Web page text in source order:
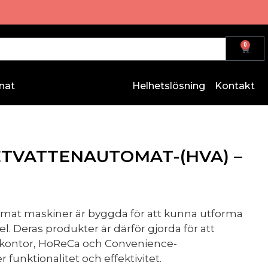
0
Helhetslösning Kontakt
(HVA) –
maskiner är byggda för att kunna utforma
Deras produkter är därför gjorda för att
HoReCa och Convenience-
funktionalitet och effektivitet.